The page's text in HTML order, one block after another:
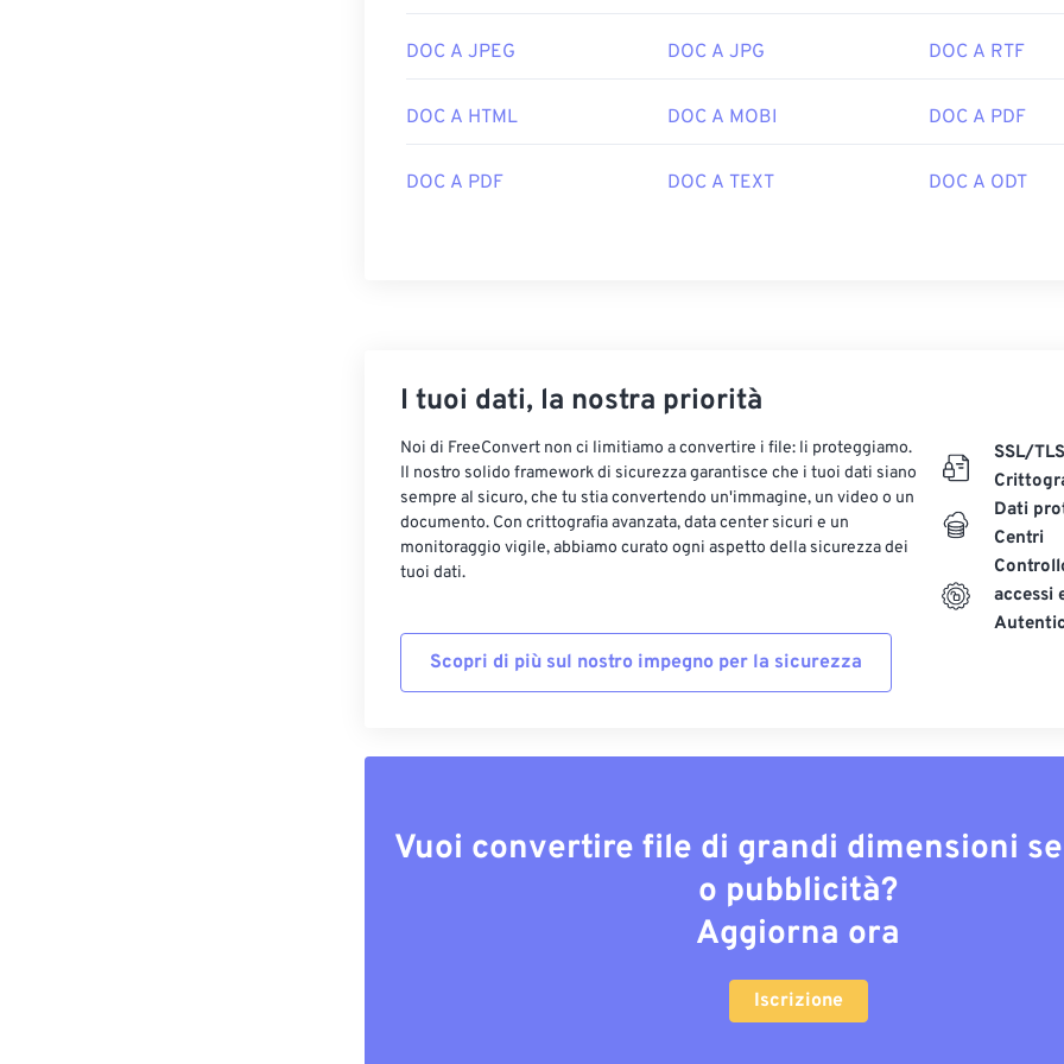
DOC A JPEG DOC A JPG DOC A RTF
DOC A HTML DOC A MOBI DOC A PDF
DOC A PDF DOC A TEXT DOC A ODT
I tuoi dati, la nostra priorità
Noi di FreeConvert non ci limitiamo a convertire i file: li proteggiamo.
Il nostro solido framework di sicurezza garantisce che i tuoi dati siano
sempre al sicuro, che tu stia convertendo un'immagine, un video o un
documento. Con crittografia avanzata, data center sicuri e un
monitoraggio vigile, abbiamo curato ogni aspetto della sicurezza dei
tuoi dati.
Scopri di più sul nostro impegno per la sicurezza
SSL/TLS
Dati
Centri
accessi
Vuoi convertire file di grandi dimensioni
o pubblicità?
Aggiorna ora
Iscrizione